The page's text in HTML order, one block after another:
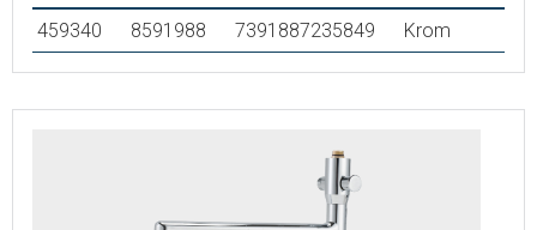
459340 8591988 7391887235849 Krom